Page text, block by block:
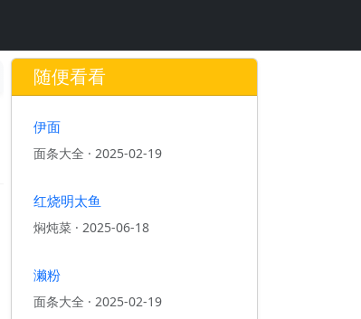
随便看看
伊面
面条大全 · 2025-02-19
红烧明太鱼
焖炖菜 · 2025-06-18
濑粉
面条大全 · 2025-02-19